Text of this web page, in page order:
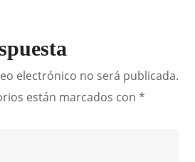
electrónico no será publicada.
están marcados con*